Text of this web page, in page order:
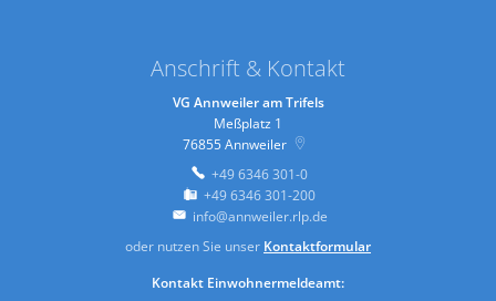
Anschrift & Kontakt
VG Annweiler am Trifels
Meßplatz 1
76855Annweiler
+49 6346 301-0
+49 6346 301-200
info@annweiler.rlp.de
oder nutzen Sie unser Kontaktformular
Kontakt Einwohnermeldeamt: